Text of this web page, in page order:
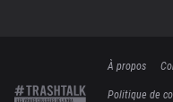
À propos
Politique de